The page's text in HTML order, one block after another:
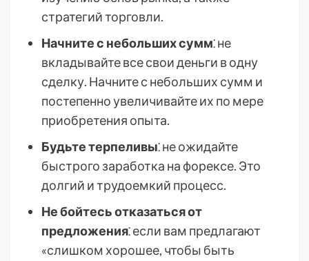
стратегий торговли.
Начните с небольших сумм⁚ не
вкладывайте все свои деньги в одну
сделку. Начните с небольших сумм и
постепенно увеличивайте их по мере
приобретения опыта.
Будьте терпеливы⁚ не ожидайте
быстрого заработка на форексе. Это
долгий и трудоемкий процесс.
Не бойтесь отказаться от
предложения⁚ если вам предлагают
«слишком хорошее, чтобы быть